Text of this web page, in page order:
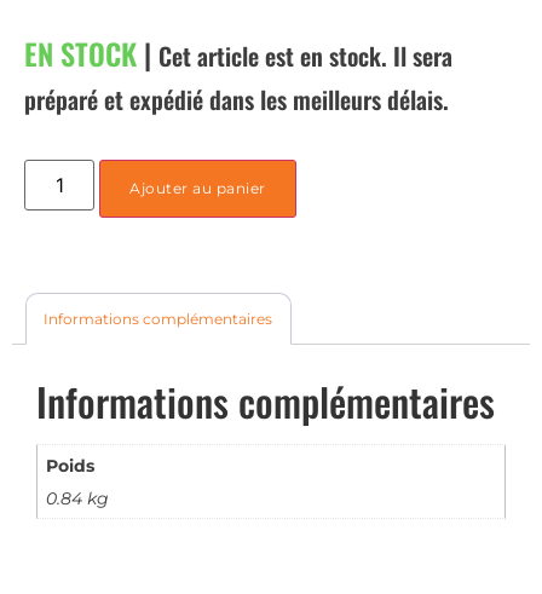
EN STOCK| Cet article est en stock. Il sera
préparé et expédié dans les meilleurs délais.
Ajouter au panier
Informations complémentaires
Informations complémentaires
Poids
0.84 kg